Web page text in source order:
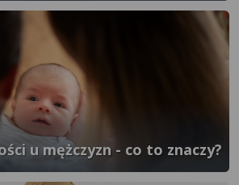
u mężczyzn - co to znaczy?